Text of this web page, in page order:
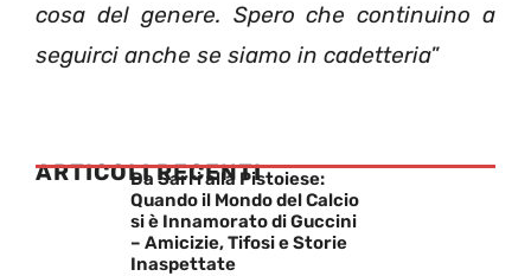
cosa del genere. Spero che continuino a
seguirci anche se siamo in cadetteria”
ARTICOLI RECENTI
Da Sarri alla Pistoiese:
Quando il Mondo del Calcio
si è Innamorato di Guccini
– Amicizie, Tifosi e Storie
Inaspettate